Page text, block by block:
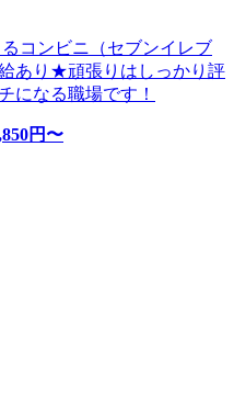
コンビニ（セブンイレブ
あり★頑張りはしっかり評
になる職場です！
円〜